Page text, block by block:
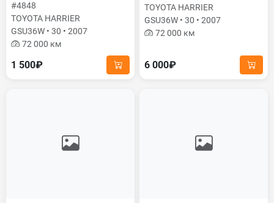
#4848
TOYOTA HARRIER
GSU36W • 30 • 2007
72 000 км
1 500₽
TOYOTA HARRIER
GSU36W • 30 • 2007
72 000 км
6 000₽